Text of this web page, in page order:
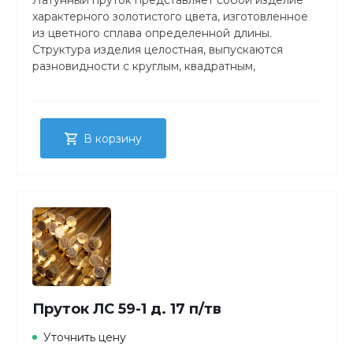
характерного золотистого цвета, изготовленное
из цветного сплава определенной длины.
Структура изделия целостная, выпускаются
разновидности с круглым, квадратным,
В корзину
Пруток ЛС 59-1 д. 17 п/тв
Уточнить цену